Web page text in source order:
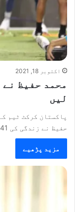
اکتوبر 18, 2021
لیں
پاکستان کرکٹ ٹیم
حفیظ نے زندگی کی 41 بہاریں دیکھ لیں، 17…
مزید پڑھیے